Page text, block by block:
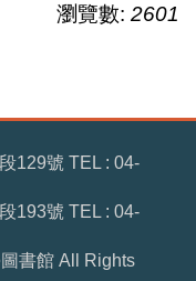
瀏覽數: 2601
129號 TEL : 04-
193號 TEL : 04-
書館 All Rights